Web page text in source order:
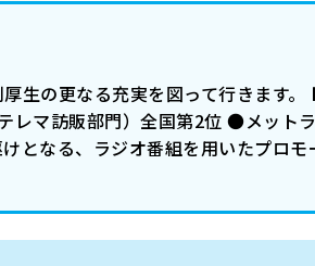
生の更なる充実を図って行きます
マ訪販部門）全国第2位 ●メット
となる、ラジオ番組を用いたプロ